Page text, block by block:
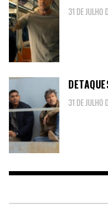
31 DE
31 DE